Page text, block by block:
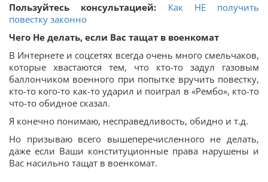
Пользуйтесь консультацией:
Как НЕ получить
повестку законно
Чего Не делать, если Вас тащат в военкомат
В Интернете и соцсетях всегда очень много смельчаков,
которые хвастаются тем, что кто-то задул газовым
баллончиком военного при попытке вручить повестку,
кто-то кого-то как-то ударил и поиграл в «Рембо», кто-то
что-то обидное сказал.
Я конечно понимаю, несправедливость, обидно и т.д.
Но призываю всего вышеперечисленного не делать,
даже если Ваши конституционные права нарушены и
Вас насильно тащат в военкомат.